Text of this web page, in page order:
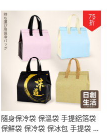
75
折
隨身保冷袋 保溫袋 手提鋁箔袋
保鮮袋 保冷袋 保冰包 手提袋 野